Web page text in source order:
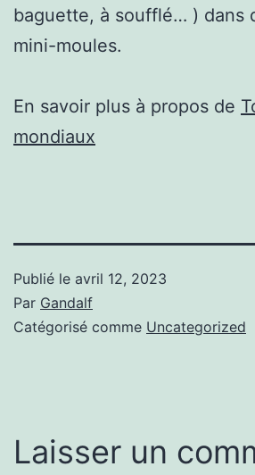
baguette, à soufflé… ) dans
mini-moules.
En savoir plus à propos de
mondiaux
Publié le avril 12, 2023
Par Gandalf
Catégorisé comme Uncategorized
Laisser un